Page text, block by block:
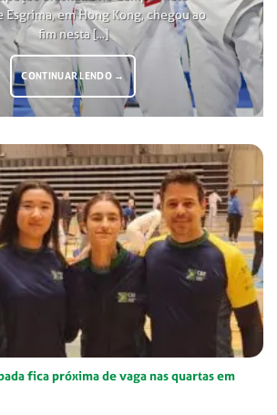
Esgrima, em Hong Kong, chegou ao
fim nesta [...]
CONTINUAR LENDO →
fica próxima de vaga nas quartas em